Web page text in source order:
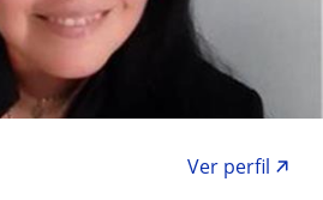
Ver perfil